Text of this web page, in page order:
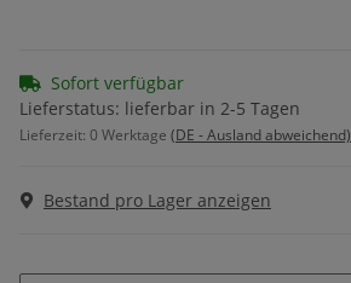
Sofort verfügbar
Lieferstatus: lieferbar in 2-5 Tagen
Lieferzeit: 0 Werktage (DE - Ausland abweichend)
Bestand pro Lager anzeigen